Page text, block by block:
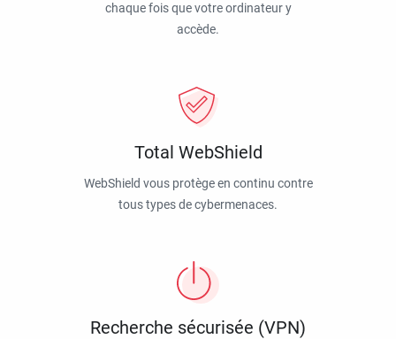
chaque fois que votre ordinateur y
accède.
Total WebShield
WebShield vous protège en continu contre
tous types de cybermenaces.
Recherche sécurisée (VPN)